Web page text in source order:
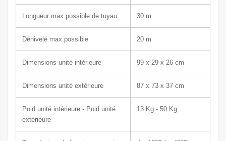
Longueur max possible de tuyau 30 m
Dénivelé max possible 20 m
Dimensions unité intérieure 99 x 29 x 26 cm
Dimensions unité extérieure 87 x 73 x 37 cm
Poid unité intérieure - Poid unité
extérieure
13 Kg - 50 Kg